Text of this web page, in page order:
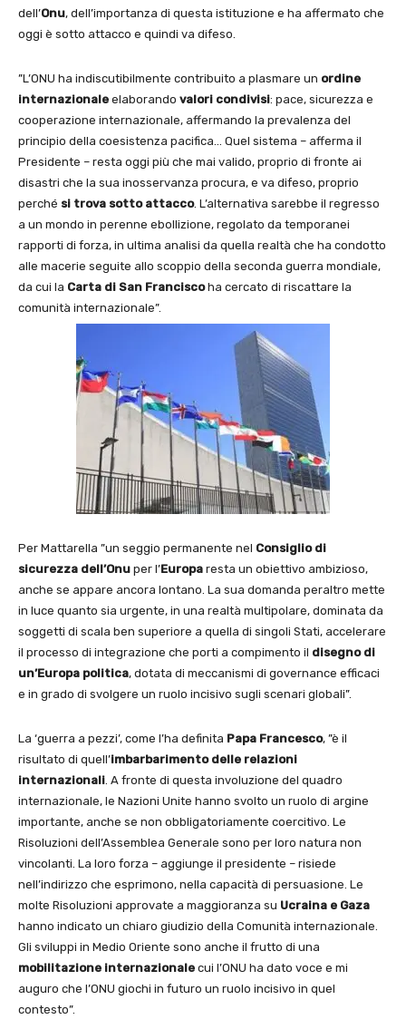
dell’Onu, dell’importanza di questa istituzione e ha affermato che
oggi è sotto attacco e quindi va difeso.
”L’ONU ha indiscutibilmente contribuito a plasmare un ordine
internazionale elaborando valori condivisi: pace, sicurezza e
cooperazione internazionale, affermando la prevalenza del
principio della coesistenza pacifica… Quel sistema – afferma il
Presidente – resta oggi più che mai valido, proprio di fronte ai
disastri che la sua inosservanza procura, e va difeso, proprio
perché si trova sotto attacco. L’alternativa sarebbe il regresso
a un mondo in perenne ebollizione, regolato da temporanei
rapporti di forza, in ultima analisi da quella realtà che ha condotto
alle macerie seguite allo scoppio della seconda guerra mondiale,
da cui la Carta di San Franciscoha cercato di riscattare la
comunità internazionale”.
Per Mattarella ”un seggio permanente nel Consiglio di
sicurezza dell’Onu per l’Europa resta un obiettivo ambizioso,
anche se appare ancora lontano. La sua domanda peraltro mette
in luce quanto sia urgente, in una realtà multipolare, dominata da
soggetti di scala ben superiore a quella di singoli Stati, accelerare
il processo di integrazione che porti a compimento il disegno di
un’Europa politica, dotata di meccanismi di governance efficaci
e in grado di svolgere un ruolo incisivo sugli scenari globali”.
La ‘guerra a pezzi’, come l’ha definita Papa Francesco, ”è il
risultato di quell’imbarbarimento delle relazioni
internazionali . A fronte di questa involuzione del quadro
internazionale, le Nazioni Unite hanno svolto un ruolo di argine
importante, anche se non obbligatoriamente coercitivo. Le
Risoluzioni dell’Assemblea Generale sono per loro natura non
vincolanti. La loro forza – aggiunge il presidente – risiede
nell’indirizzo che esprimono, nella capacità di persuasione. Le
molte Risoluzioni approvate a maggioranza su Ucraina e Gaza
hanno indicato un chiaro giudizio della Comunità internazionale.
Gli sviluppi in Medio Oriente sono anche il frutto di una
mobilitazione internazionale cui l’ONU ha dato voce e mi
auguro che l’ONU giochi in futuro un ruolo incisivo in quel
contesto”.